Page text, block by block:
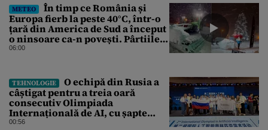
METEO
În timp ce România și
Europa fierb la peste 40°C, într-o
țară din America de Sud a început
o ninsoare ca-n povești. Pârtiile
s-au umplut de schiori
06:00
TEHNOLOGIE
O echipă din Rusia a
câștigat pentru a treia oară
consecutiv Olimpiada
Internațională de AI, cu șapte
medalii din aur și una de bronz
00:56